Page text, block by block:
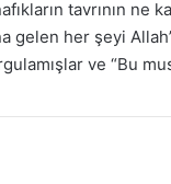
tavrının ne
her şeyi
ve “Bu